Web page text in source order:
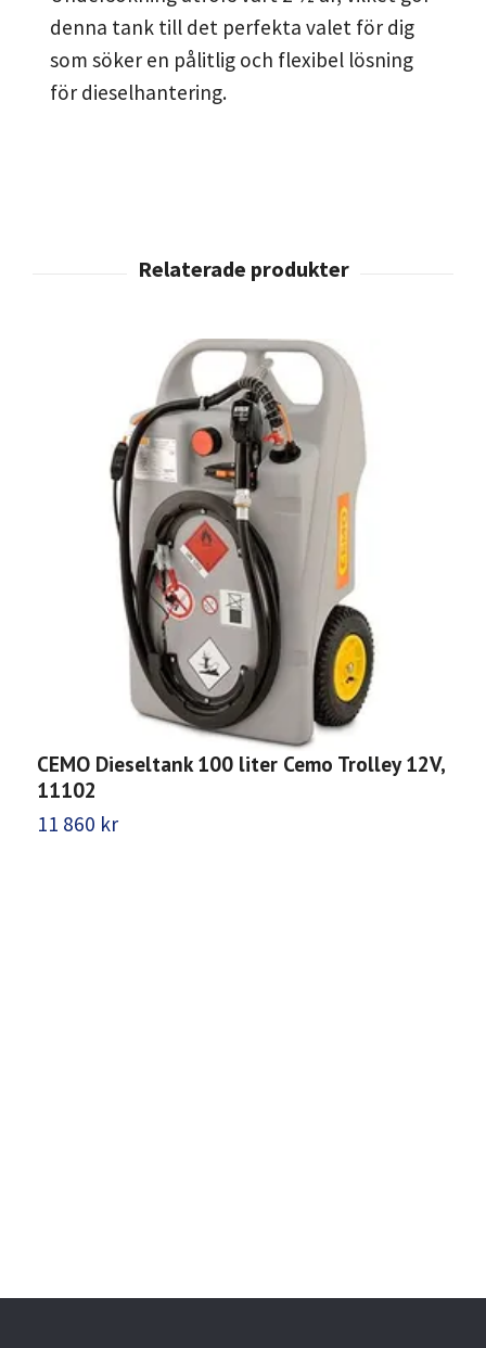
denna tank till det perfekta valet för dig
som söker en pålitlig och flexibel lösning
för dieselhantering.
CEMO Dieseltank 100 liter Cemo Trolley 12V,
11102
11 860 kr